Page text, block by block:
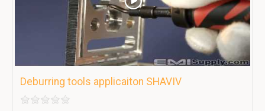
Deburring tools applicaiton SHAVIV